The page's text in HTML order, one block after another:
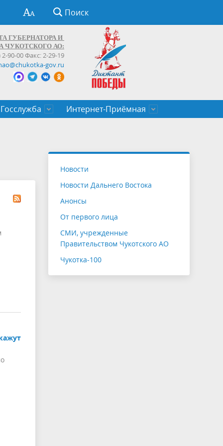
Поиск
ГУБЕРНАТОРА И
ЧУКОТСКОГО АО:
2-90-00 Факс: 2-29-19
gov.ru
Госслужба
служащих Чукотского автономного
Интернет-Приёмная
Новости
Новости Дальнего Востока
Анонсы
От первого лица
СМИ, учрежденные
Правительством Чукотского АО
Чукотка-100